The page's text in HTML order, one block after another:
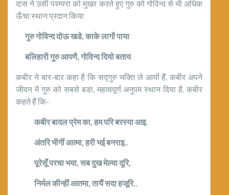
दास ने उसी परम्परा को मुखर करते हुए गुरु को गोविन्द से भी अधिक
ऊँचा स्थान प्रदान किया
गुरु गोविन्द दोऊ खडे, काके लागों पाया
बलिहारी गुरु आपणै, गोविन्द दियो बताय
कबीर ने बार-बार कहा है कि सद्गुरु भक्ति ले आयों हैं. कबीर अपने
जीवन में गुरु को सबसे बडा, महत्वपूर्ण अनुपम स्थान दिया है. कबीर
कहते हैं कि-
कबीर बादल प्रेम का, हम परि बरस्या आइ.
अंतरि भीगीं आत्मा, हरी भई बनराइ..
पूरेसूँ परचा भया, सब दुख मेल्या दूरि,
निर्मल कीन्हीं आतमा, तायैं सदा हजूरि..